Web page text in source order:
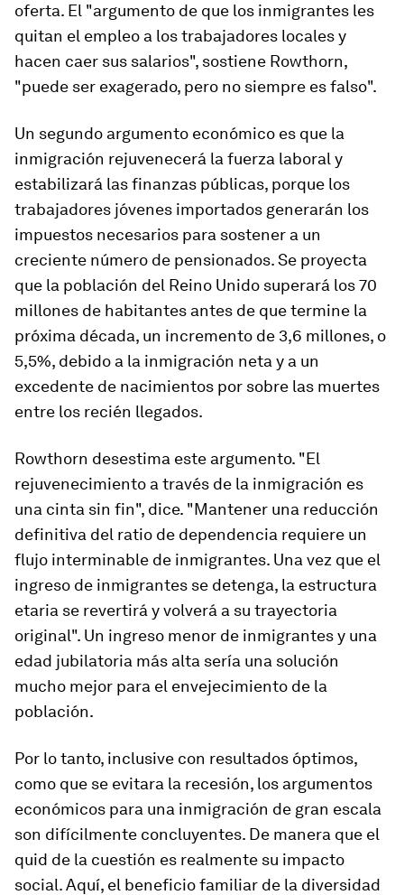
oferta. El "argumento de que los inmigrantes les
quitan el empleo a los trabajadores locales y
hacen caer sus salarios", sostiene Rowthorn,
"puede ser exagerado, pero no siempre es falso".
Un segundo argumento económico es que la
inmigración rejuvenecerá la fuerza laboral y
estabilizará las finanzas públicas, porque los
trabajadores jóvenes importados generarán los
impuestos necesarios para sostener a un
creciente número de pensionados. Se proyecta
que la población del Reino Unido superará los 70
millones de habitantes antes de que termine la
próxima década, un incremento de 3,6 millones, o
5,5%, debido a la inmigración neta y a un
excedente de nacimientos por sobre las muertes
entre los recién llegados.
Rowthorn desestima este argumento. "El
rejuvenecimiento a través de la inmigración es
una cinta sin fin", dice. "Mantener una reducción
definitiva del ratio de dependencia requiere un
flujo interminable de inmigrantes. Una vez que el
ingreso de inmigrantes se detenga, la estructura
etaria se revertirá y volverá a su trayectoria
original". Un ingreso menor de inmigrantes y una
edad jubilatoria más alta sería una solución
mucho mejor para el envejecimiento de la
población.
Por lo tanto, inclusive con resultados óptimos,
como que se evitara la recesión, los argumentos
económicos para una inmigración de gran escala
son difícilmente concluyentes. De manera que el
quid de la cuestión es realmente su impacto
social. Aquí, el beneficio familiar de la diversidad